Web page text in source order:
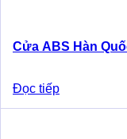
Cửa ABS Hàn
Đọc tiếp